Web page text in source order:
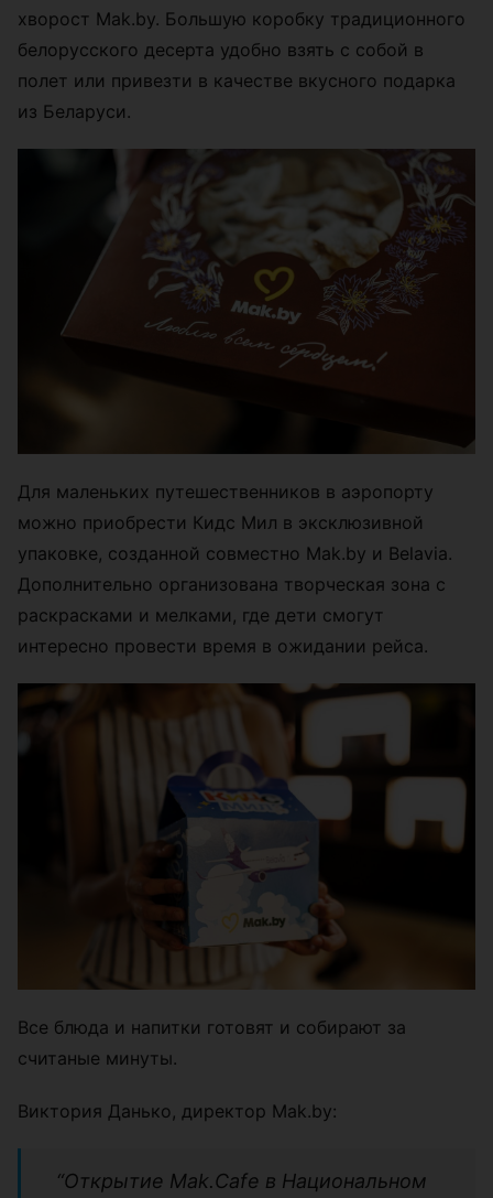
хворост Mak.by. Большую коробку традиционного
белорусского десерта удобно взять с собой в
полет или привезти в качестве вкусного подарка
из Беларуси.
Для маленьких путешественников в аэропорту
можно приобрести Кидс Мил в эксклюзивной
упаковке, созданной совместно Mak.by и Belavia.
Дополнительно организована творческая зона с
раскрасками и мелками, где дети смогут
интересно провести время в ожидании рейса.
Все блюда и напитки готовят и собирают за
считаные минуты.
Виктория Данько, директор Mak.by:
“Открытие Mak.Cafe в Национальном